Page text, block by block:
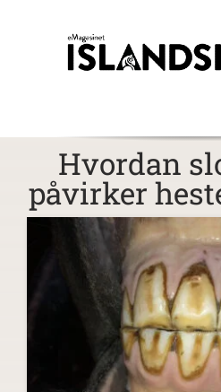
Velkommen
Magasinerne
Artikler
Om magasinet
Hvordan
påvirker